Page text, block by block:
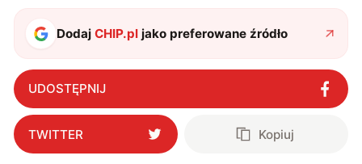
DodajCHIP.pl jako preferowane źródło
UDOSTĘPNIJ
TWITTER Kopiuj